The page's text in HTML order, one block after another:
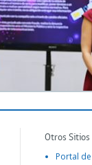
Otros
Portal